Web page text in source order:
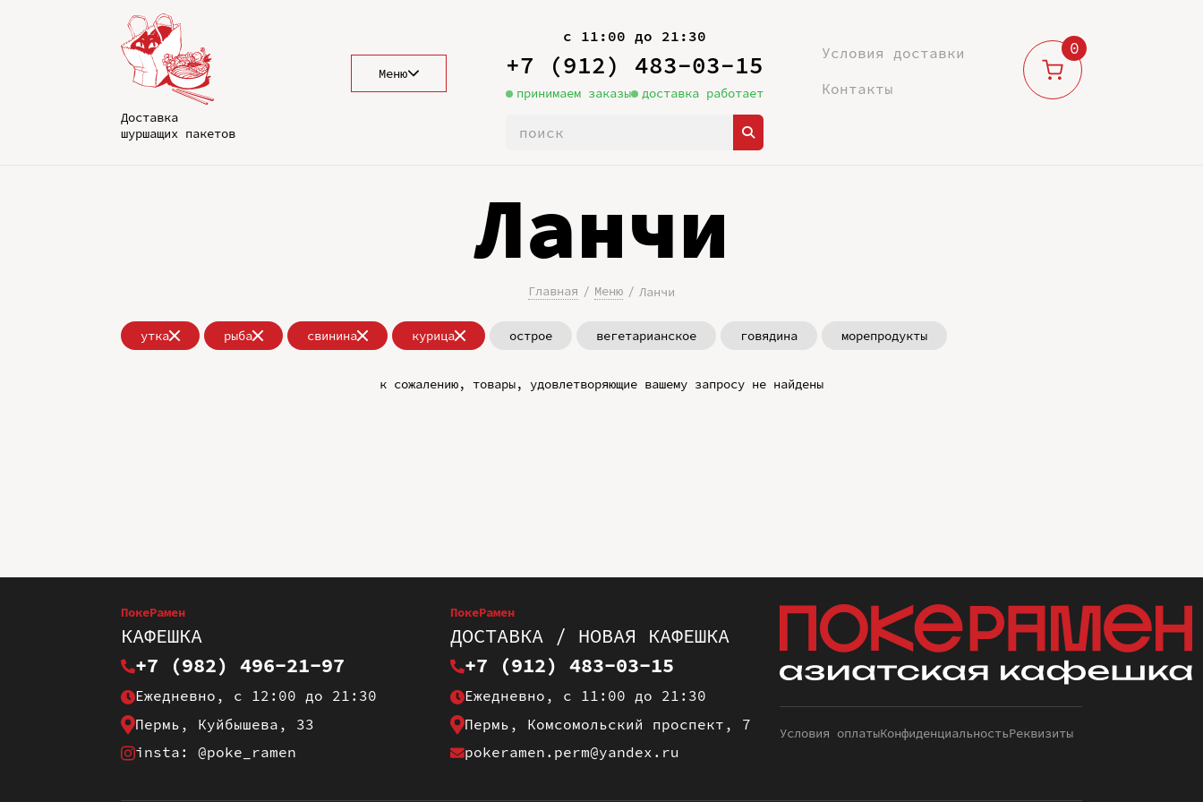
Доставка
шуршащих пакетов
Меню
с 11:00 до 21:30
+7 (912) 483-03-15
принимаем заказы доставка работает
Условия доставки
Контакты
0
Ланчи
Главная Меню Ланчи
утка рыба свинина курица острое вегетарианское говядина морепродукты
к сожалению, товары, удовлетворяющие вашему запросу не найдены
ПокеРамен
КАФЕШКА
+7 (982) 496-21-97
Ежедневно, с 12:00 до 21:30
Пермь, Куйбышева, 33
insta: @poke_ramen
ПокеРамен
ДОСТАВКА / НОВАЯ КАФЕШКА
+7 (912) 483-03-15
Ежедневно, с 11:00 до 21:30
Пермь, Комсомольский проспект, 7
pokeramen.perm@yandex.ru
Условия оплатыКонфиденциальностьРеквизиты